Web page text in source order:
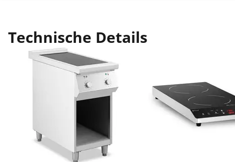
Technische Details